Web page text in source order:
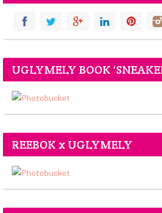
UGLYMELY BOOK
REEBOK x UGLYMELY